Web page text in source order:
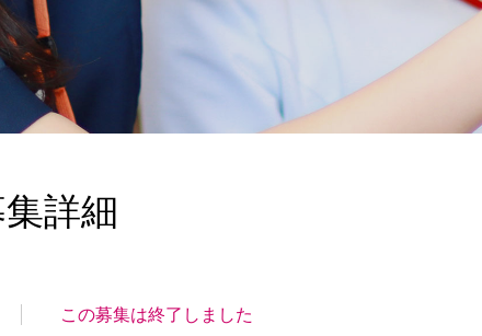
詳細
この募集は終了しました